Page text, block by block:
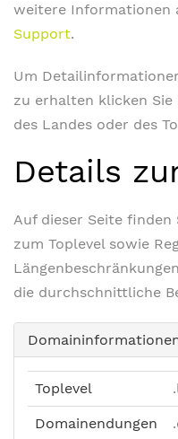
weitere Informationen
Support.
Um
zu erhalten klicken
des Landes oder des
Details
Auf dieser Seite
zum Toplevel sowie
die durchschnittliche
Toplevel
Domainendungen